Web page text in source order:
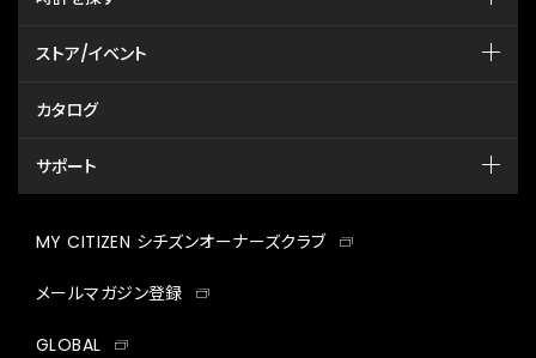
ストア/イベント
カタログ
サポート
MY CITIZEN シチズンオーナーズクラブ
メールマガジン登録
GLOBAL